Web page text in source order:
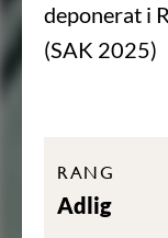
deponerat i
(SAK 2025)
RANG
Adlig